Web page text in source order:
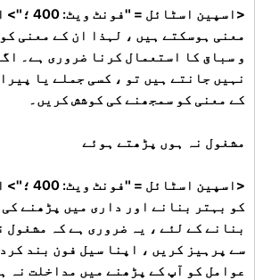
<اسپین
معنی ہوسکتے ہیں ، لہذا ان کے معنی
و سباق کا استعمال کرنا ضروری ہے۔
نہیں جانتے ہیں تو ، کسی جملے یا
کے معنی کو سمجھنے کی کوشش کریں۔
مشغول نہ ہوں پڑھتے ہوئے
<اسپین
کو بہتر بنانے اور داری میں پڑھنے کی
بنانے کے لئے ، یہ ضروری ہے کہ مشغول
سے پرہیز کریں ، اپنا سیل فون بند
عوامل کو آپ کے پڑھنے میں مداخلت نہ